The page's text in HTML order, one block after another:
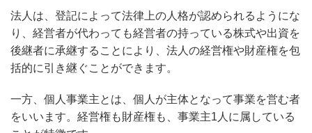
法人は、登記によって法律上の人格が認められるようにな
り、経営者が代わっても経営者の持っている株式や出資を
後継者に承継することにより、法人の経営権や財産権を包
括的に引き継ぐことができます。
一方、個人事業主とは、個人が主体となって事業を営む者
をいいます。経営権も財産権も、事業主1人に属している